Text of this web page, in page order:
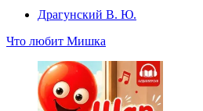
Драгунский В. Ю.
Что любит Мишка